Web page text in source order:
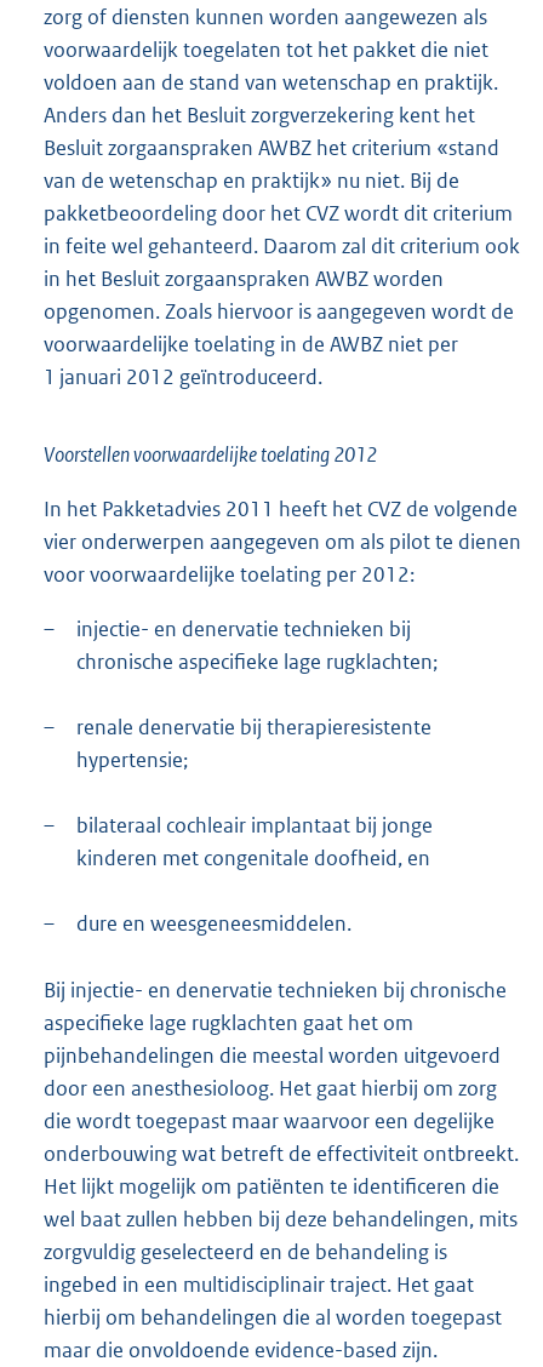
zorg of diensten kunnen worden aangewezen als
voorwaardelijk toegelaten tot het pakket die niet
voldoen aan de stand van wetenschap en praktijk.
Anders dan het Besluit zorgverzekering kent het
Besluit zorgaanspraken AWBZ het criterium «stand
van de wetenschap en praktijk» nu niet. Bij de
pakketbeoordeling door het CVZ wordt dit criterium
in feite wel gehanteerd. Daarom zal dit criterium ook
in het Besluit zorgaanspraken AWBZ worden
opgenomen. Zoals hiervoor is aangegeven wordt de
voorwaardelijke toelating in de AWBZ niet per
1 januari 2012 geïntroduceerd.
Voorstellen voorwaardelijke toelating 2012
In het Pakketadvies 2011 heeft het CVZ de volgende
vier onderwerpen aangegeven om als pilot te dienen
voor voorwaardelijke toelating per 2012:
–
injectie- en denervatie technieken bij
chronische aspecifieke lage rugklachten;
–
renale denervatie bij therapieresistente
hypertensie;
–
bilateraal cochleair implantaat bij jonge
kinderen met congenitale doofheid, en
– dure en weesgeneesmiddelen.
Bij injectie- en denervatie technieken bij chronische
aspecifieke lage rugklachten gaat het om
pijnbehandelingen die meestal worden uitgevoerd
door een anesthesioloog. Het gaat hierbij om zorg
die wordt toegepast maar waarvoor een degelijke
onderbouwing wat betreft de effectiviteit ontbreekt.
Het lijkt mogelijk om patiënten te identificeren die
wel baat zullen hebben bij deze behandelingen, mits
zorgvuldig geselecteerd en de behandeling is
ingebed in een multidisciplinair traject. Het gaat
hierbij om behandelingen die al worden toegepast
maar die onvoldoende evidence-based zijn.